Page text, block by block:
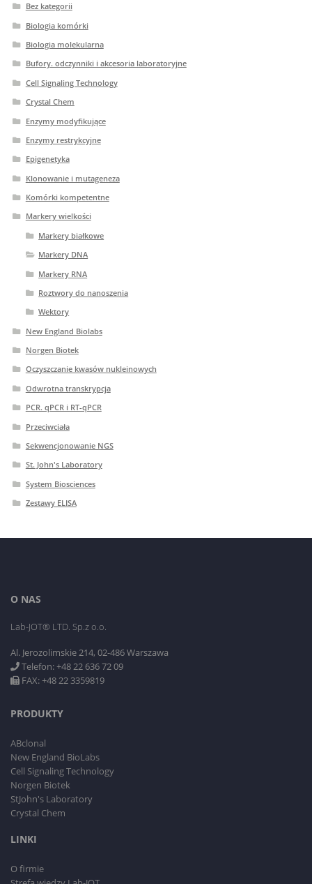
Bez kategorii
Biologia komórki
Biologia molekularna
Bufory. odczynniki i akcesoria laboratoryjne
Cell Signaling Technology
Crystal Chem
Enzymy modyfikujące
Enzymy restrykcyjne
Epigenetyka
Klonowanie i mutageneza
Komórki kompetentne
Markery wielkości
Markery białkowe
Markery DNA
Markery RNA
Roztwory do nanoszenia
Wektory
New England Biolabs
Norgen Biotek
Oczyszczanie kwasów nukleinowych
Odwrotna transkrypcja
PCR. qPCR i RT-qPCR
Przeciwciała
Sekwencjonowanie NGS
St. John's Laboratory
System Biosciences
Zestawy ELISA
O NAS
Lab-JOT® LTD. Sp.z o.o.
Al. Jerozolimskie 214, 02-486 Warszawa
Telefon: +48 22 636 72 09
FAX: +48 22 3359819
PRODUKTY
ABclonal
New England BioLabs
Cell Signaling Technology
Norgen Biotek
StJohn's Laboratory
Crystal Chem
LINKI
O firmie